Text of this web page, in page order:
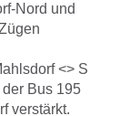
Nord und
<> S
Bus 195
verstärkt.